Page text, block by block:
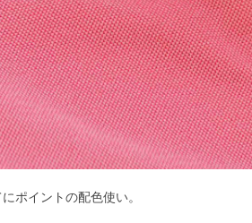
ポイントの配色使い。